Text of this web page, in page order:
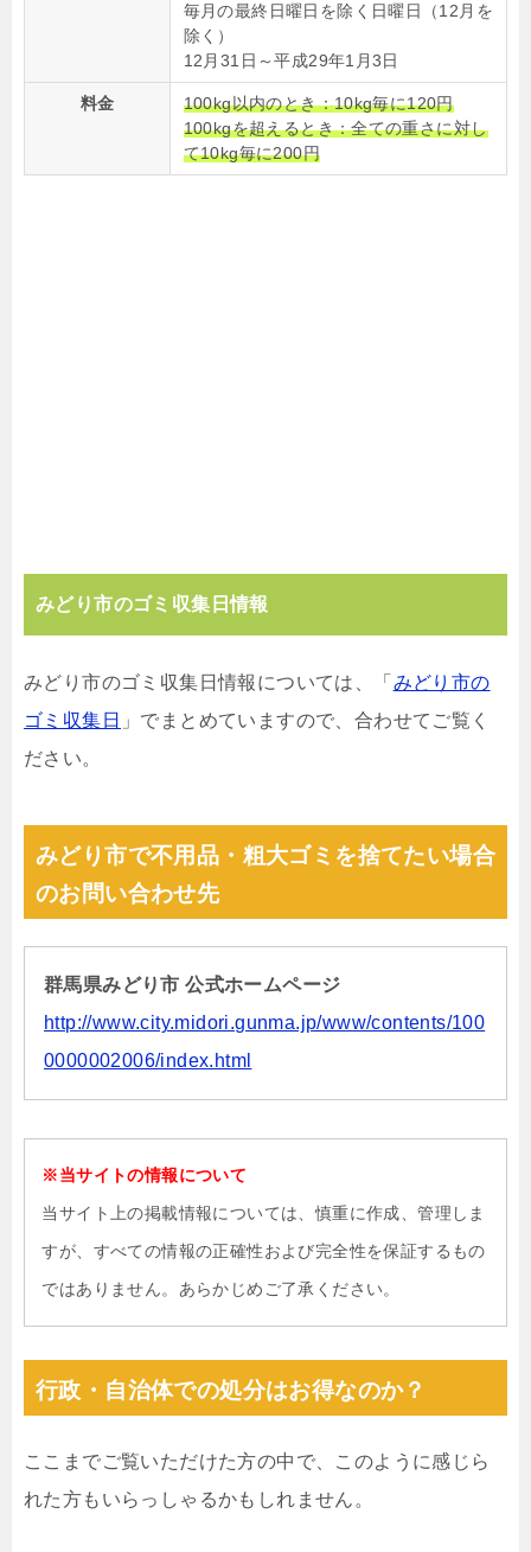
毎月の最終日曜日を除く日曜日（12月を
除く）
12月31日～平成29年1月3日
料金
100kg以内のとき：10kg毎に120円
100kgを超えるとき：全ての重さに対し
て10kg毎に200円
みどり市のゴミ収集日情報
みどり市のゴミ収集日情報については、「 みどり市の
ゴミ収集日 」でまとめていますので、合わせてご覧く
ださい。
みどり市で不用品・粗大ゴミを捨てたい場合
のお問い合わせ先
群馬県みどり市 公式ホームページ
http://www.city.midori.gunma.jp/www/contents/100
0000002006/index.html
※当サイトの情報について
当サイト上の掲載情報については、慎重に作成、管理しま
すが、すべての情報の正確性および完全性を保証するもの
ではありません。あらかじめご了承ください。
行政・自治体での処分はお得なのか？
ここまでご覧いただけた方の中で、このように感じら
れた方もいらっしゃるかもしれません。